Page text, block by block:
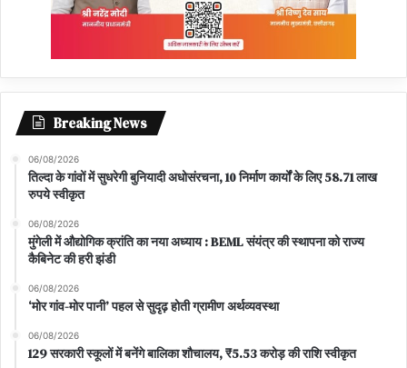
Breaking News
06/08/2026
तिल्दा के गांवों में सुधरेगी बुनियादी अधोसंरचना, 10 निर्माण कार्यों के लिए 58.71 लाख
रुपये स्वीकृत
06/08/2026
मुंगेली में औद्योगिक क्रांति का नया अध्याय : BEML संयंत्र की स्थापना को राज्य
कैबिनेट की हरी झंडी
06/08/2026
‘मोर गांव-मोर पानी’ पहल से सुदृढ़ होती ग्रामीण अर्थव्यवस्था
06/08/2026
129 सरकारी स्कूलों में बनेंगे बालिका शौचालय, ₹5.53 करोड़ की राशि स्वीकृत